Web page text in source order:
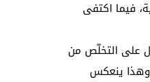
فيما اكتفى
على التخلّص من
وهذا ينعكس